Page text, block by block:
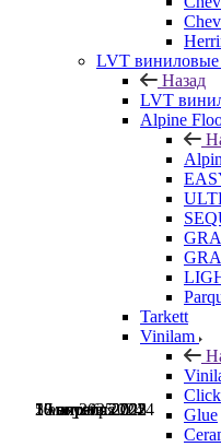
LVT
Назад
LVT
Alpine
Tarkett
Vinilam
Click
Glue
5 мая 2025
28 апреля 2025
17 октября 2024
1 августа 2024
10 апреля 2022
10 апреля 2022